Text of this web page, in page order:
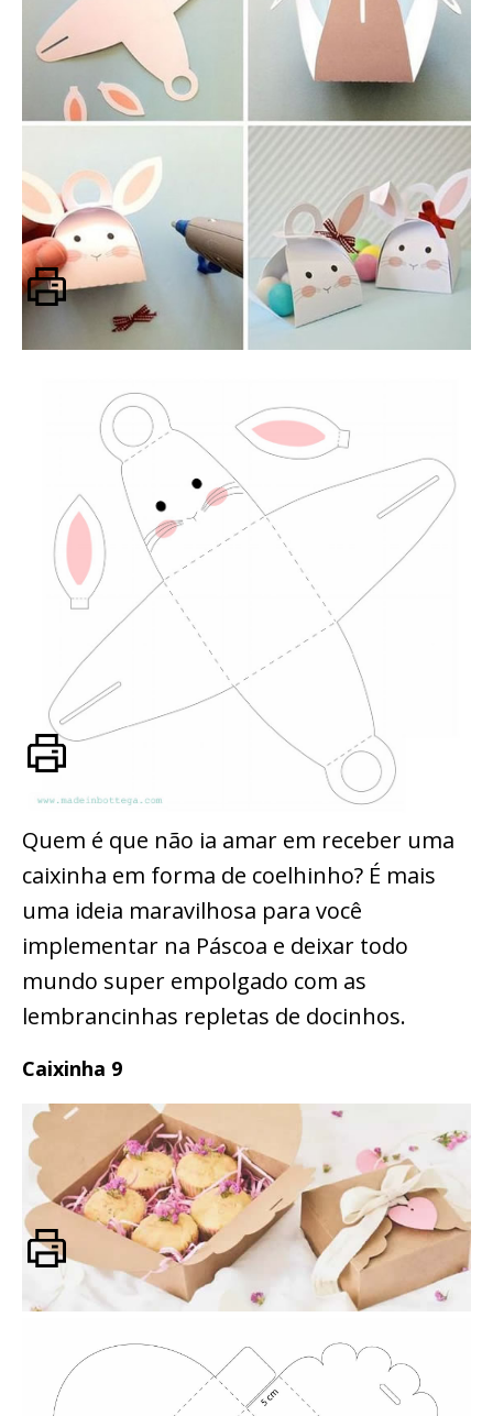
Quem é que não ia amar em receber uma
caixinha em forma de coelhinho? É mais
uma ideia maravilhosa para você
implementar na Páscoa e deixar todo
mundo super empolgado com as
lembrancinhas repletas de docinhos.
Caixinha 9